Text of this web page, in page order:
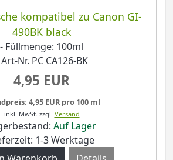
kompatibel zu Canon GI-
490BK black
- Füllmenge: 100ml
Nr. PC CA126-BK
4,95 EUR
4,95 EUR pro 100 ml
inkl. MwSt. zzgl. Versand
Auf Lager
1-3 Werktage